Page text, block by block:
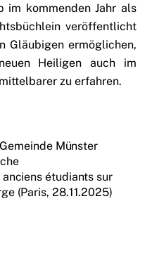
im kommenden Jahr als
veröffentlicht
Gläubigen ermöglichen,
Heiligen auch im
zu erfahren.
Münster
étudiants sur
(Paris, 28.11.2025)